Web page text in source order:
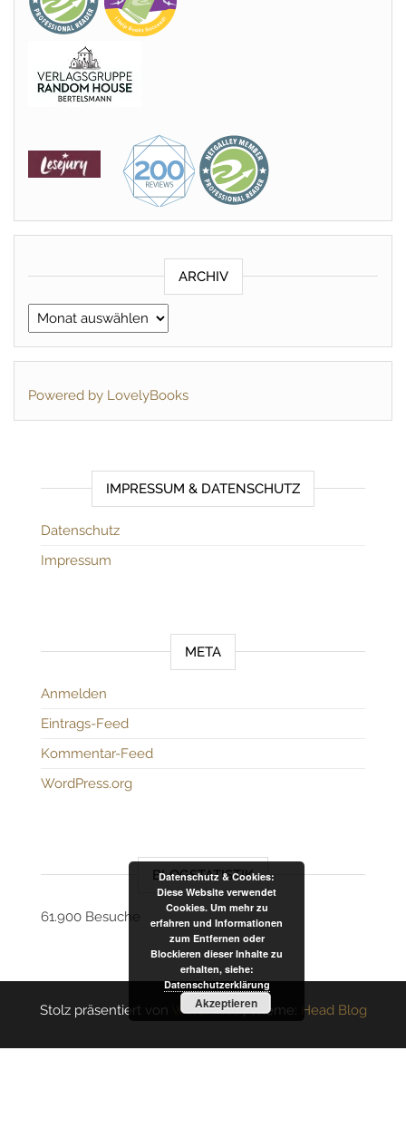
ARCHIV
Archiv
Powered by LovelyBooks
IMPRESSUM & DATENSCHUTZ
Datenschutz
Impressum
META
Anmelden
Eintrags-Feed
Kommentar-Feed
WordPress.org
BLOGSTATISTIK
61.900 Besuche
Stolz präsentiert von WordPress |Theme: Head Blog
Datenschutz & Cookies:
Diese Website verwendet
Cookies. Um mehr zu
erfahren und Informationen
zum Entfernen oder
Blockieren dieser Inhalte zu
erhalten, siehe:
Datenschutzerklärung
Akzeptieren